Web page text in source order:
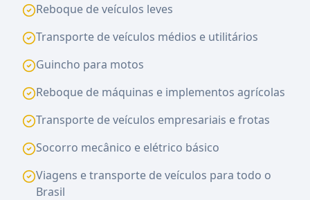
Reboque de veículos leves
Transporte de veículos médios e utilitários
Guincho para motos
Reboque de máquinas e implementos agrícolas
Transporte de veículos empresariais e frotas
Socorro mecânico e elétrico básico
Viagens e transporte de veículos para todo o
Brasil